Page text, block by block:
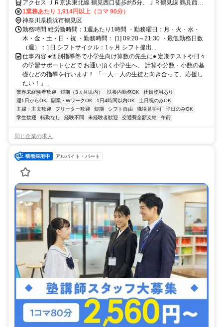
アクセス ＪＲ京浜東北線 鶴見西口徒歩約5分、ＪＲ鶴見線 鶴見西口
徒歩約5分、ＪＲ横須賀武蔵野連絡線 鶴見西口徒歩約5分
1業務あたり 1,914円以上（コマ 90分）
神奈川県横浜市鶴見区
勤務時間 総労働時間：1週あたり1時間 ・勤務曜日：月・火・水・
木・金・土・日・祝 ・勤務時間： [1] 09:20～21:30 ・最低勤務日数
（週）：1日 シフトサイクル：1ヶ月 シフト提出...
仕事内容 ●個別指導塾で小学生向け算数の先生に● 定期テストや日々
の学習サポートなどで お通い頂く小学生へ、 計算や分数・小数の基
礎などの指導を行います！ 「一人一人の生徒と向き合って、応援し
たい！」...
業界未経験者歓迎 短期（3ヵ月以内） 扶養内勤務OK
社員登用あり
週1日からOK
副業・WワークOK 1日4時間以内OK
土日祝のみOK
主婦・主夫歓迎
フリーター歓迎 短期 シフト自由 職場見学可
平日のみOK
学生歓迎
転勤なし 経験不問 未経験者歓迎 交通費全額支給 午前
同じ企業の求人
アルバイト・パート